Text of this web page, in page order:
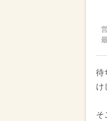
待
け
そ